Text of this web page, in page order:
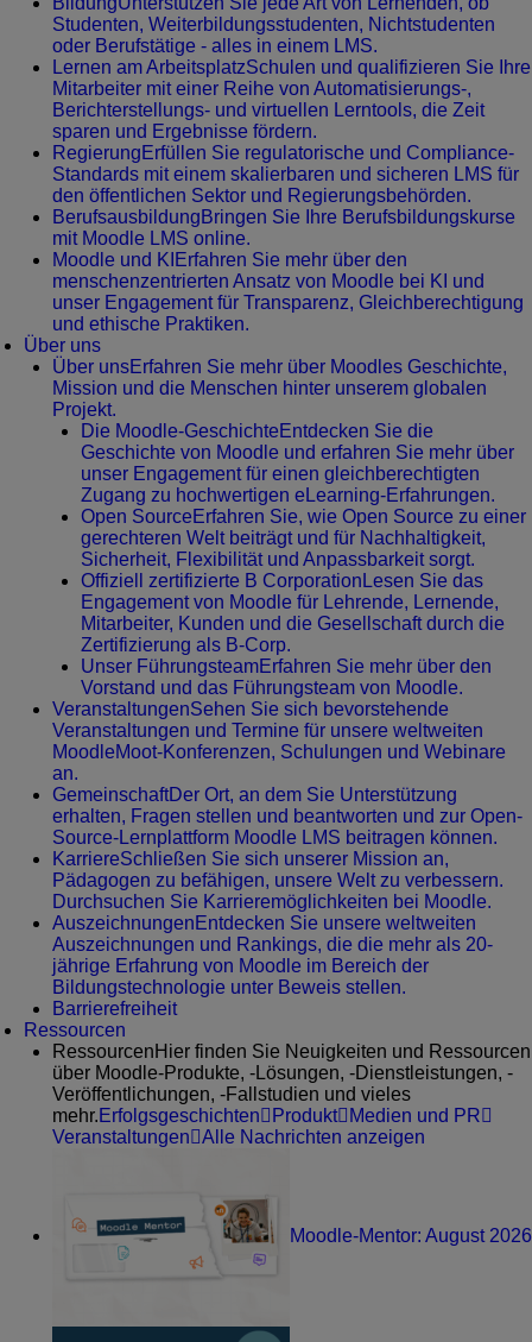
Studenten, Weiterbildungsstudenten, Nichtstudenten
oder Berufstätige - alles in einem LMS.
Lernen am ArbeitsplatzSchulen und qualifizieren Sie Ihre
Mitarbeiter mit einer Reihe von Automatisierungs-,
Berichterstellungs- und virtuellen Lerntools, die Zeit
sparen und Ergebnisse fördern.
Regierung Erfüllen Sie regulatorische und Compliance-
Standards mit einem skalierbaren und sicheren LMS für
den öffentlichen Sektor und Regierungsbehörden.
Berufsausbildung Bringen Sie Ihre Berufsbildungskurse
mit Moodle LMS online.
Moodle und KI Erfahren Sie mehr über den
menschenzentrierten Ansatz von Moodle bei KI und
unser Engagement für Transparenz, Gleichberechtigung
und ethische Praktiken.
Über uns
Über unsErfahren Sie mehr über Moodles Geschichte,
Mission und die Menschen hinter unserem globalen
Projekt.
Die Moodle-Geschichte Entdecken Sie die
Geschichte von Moodle und erfahren Sie mehr über
unser Engagement für einen gleichberechtigten
Zugang zu hochwertigen eLearning-Erfahrungen.
Open Source Erfahren Sie, wie Open Source zu einer
gerechteren Welt beiträgt und für Nachhaltigkeit,
Sicherheit, Flexibilität und Anpassbarkeit sorgt.
Offiziell zertifizierte B Corporation Lesen Sie das
Engagement von Moodle für Lehrende, Lernende,
Mitarbeiter, Kunden und die Gesellschaft durch die
Zertifizierung als B-Corp.
Unser FührungsteamErfahren Sie mehr über den
Vorstand und das Führungsteam von Moodle.
VeranstaltungenSehen Sie sich bevorstehende
Veranstaltungen und Termine für unsere weltweiten
MoodleMoot-Konferenzen, Schulungen und Webinare
an.
GemeinschaftDer Ort, an dem Sie Unterstützung
erhalten, Fragen stellen und beantworten und zur Open-
Source-Lernplattform Moodle LMS beitragen können.
KarriereSchließen Sie sich unserer Mission an,
Pädagogen zu befähigen, unsere Welt zu verbessern.
Durchsuchen Sie Karrieremöglichkeiten bei Moodle.
Auszeichnungen Entdecken Sie unsere weltweiten
Auszeichnungen und Rankings, die die mehr als 20-
jährige Erfahrung von Moodle im Bereich der
Bildungstechnologie unter Beweis stellen.
Barrierefreiheit
Ressourcen
Ressourcen Hier finden Sie Neuigkeiten und Ressourcen
über Moodle-Produkte, -Lösungen, -Dienstleistungen, -
Veröffentlichungen, -Fallstudien und vieles
mehr. Erfolgsgeschichten Produkt
Medien und PR
Veranstaltungen
Alle Nachrichten anzeigen
Moodle-Mentor: August 2026